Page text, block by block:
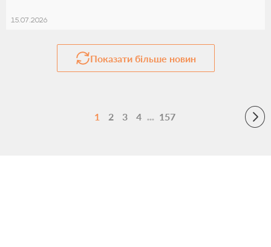
15.07.2026
Показати більше новин
1 2 3 4 ••• 157